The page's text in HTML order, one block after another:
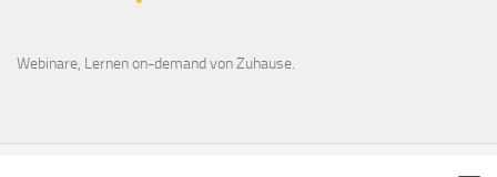
Webinare, Lernen on-demand von Zuhause.